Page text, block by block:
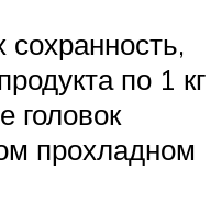
по 1 кг
головок
прохладном